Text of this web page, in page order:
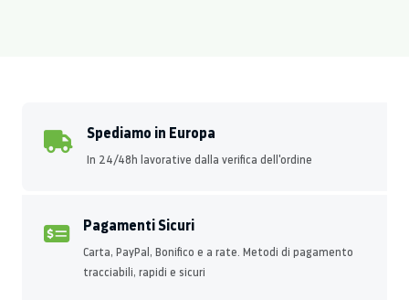
Spediamo in Europa
In 24/48h lavorative dalla verifica dell'ordine
Pagamenti Sicuri
Carta, PayPal, Bonifico e a rate. Metodi di pagamento
tracciabili, rapidi e sicuri